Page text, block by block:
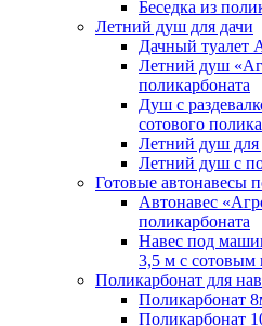
Беседка из
Летний душ для дачи
Дачный туалет
Летний душ
поликарбоната
Душ с
сотового
Летний душ для
Летний душ с
Готовые автонавесы
Автонавес
поликарбоната
Навес под
3,5 м с сотовым
Поликарбонат для
Поликарбонат
Поликарбонат